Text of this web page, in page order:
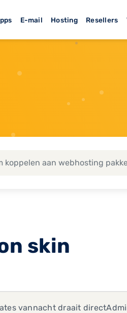
E-mail Hosting Resellers
skin
vannacht draait